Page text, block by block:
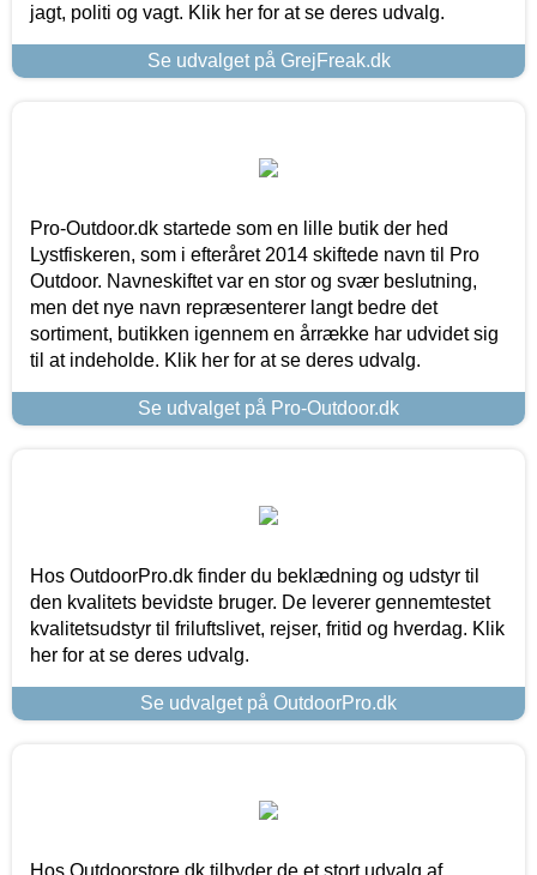
jagt, politi og vagt. Klik her for at se deres udvalg.
Se udvalget på GrejFreak.dk
Pro-Outdoor.dk startede som en lille butik der hed
Lystfiskeren, som i efteråret 2014 skiftede navn til Pro
Outdoor. Navneskiftet var en stor og svær beslutning,
men det nye navn repræsenterer langt bedre det
sortiment, butikken igennem en årrække har udvidet sig
til at indeholde. Klik her for at se deres udvalg.
Se udvalget på Pro-Outdoor.dk
Hos OutdoorPro.dk finder du beklædning og udstyr til
den kvalitets bevidste bruger. De leverer gennemtestet
kvalitetsudstyr til friluftslivet, rejser, fritid og hverdag. Klik
her for at se deres udvalg.
Se udvalget på OutdoorPro.dk
Hos Outdoorstore.dk tilbyder de et stort udvalg af